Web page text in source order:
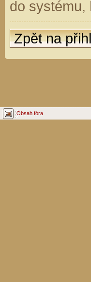
do systému,
Zpět na
Obsah fóra